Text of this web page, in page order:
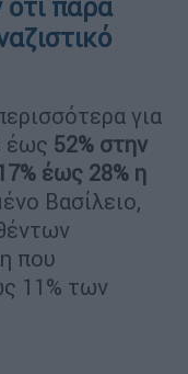
ότι παρά
για
έως 52% στην
έως 28% η
Βασίλειο,
που
11% των